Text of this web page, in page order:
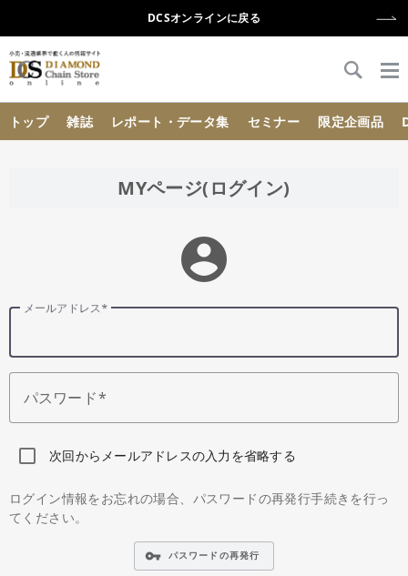
DCSオンラインに戻る
トップ 雑誌 レポート・データ集 セミナー 限定企画品
MYページ(ログイン)
account_circle
メールアドレス
パスワード
次回からメールアドレスの入力を省略する
ログイン情報をお忘れの場合、パスワードの再発行手続きを行っ
てください。
vpn_key パスワードの再発行